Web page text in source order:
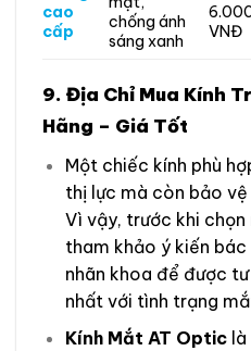
cao
cấp
chống ánh
sáng xanh
VNĐ
9. Địa Chỉ Mua Kính
Hãng – Giá Tốt
Một chiếc kính phù
thị lực mà còn bảo
Vì vậy, trước khi
tham khảo ý kiến
nhãn khoa để được
nhất với tình trạng
Kính Mắt AT Optic